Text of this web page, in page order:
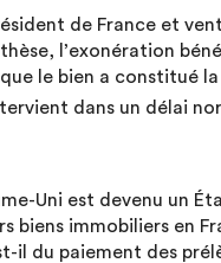
de France et
l’exonération
le bien a constitué
dans un délai
Uni est devenu un
biens immobiliers en
il du paiement des